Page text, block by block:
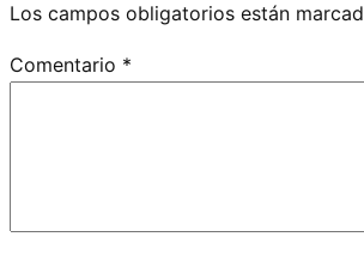
Los campos obligatorios están
Comentario *